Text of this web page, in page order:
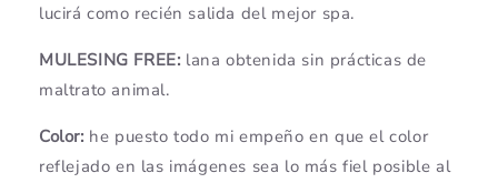
lucirá como recién salida del mejor spa.
MULESING FREE: lana obtenida sin prácticas de
maltrato animal.
Color: he puesto todo mi empeño en que el color
reflejado en las imágenes sea lo más fiel posible al